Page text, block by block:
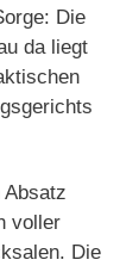
Die
da liegt
voller
Die